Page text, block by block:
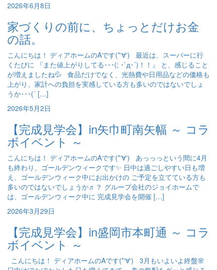
2026年6月8日
家づくりの前に、ちょっとだけお金
の話。
こんにちは！ ディアホームのAです(*‘∀‘) 最近は、スーパーに行
くたびに 『また値上がりしてる･･･(; ･`д･´)！！』 と、感じること
が増えましたね💦 食品だけでなく、光熱費や日用品などの価格も
上がり、家計への負担を実感している方も多いのではないでしょ
うか･･･(´ […]
2026年5月2日
【完成見学会】in矢巾町南矢幅 ～ コラ
ボイベント ～
こんにちは！ ディアホームのAです(*‘∀‘) あっっっという間に4月
も終わり、ゴールデンウィークです✨ 日中は過ごしやすい日も増
え、ゴールデンウィーク中にお出かけの ご予定を立てている方も
多いのではないでしょうか♬？ グループ会社のジョイホームで
は、ゴールデンウィーク中に 完成見学会を開催 […]
2026年3月29日
【完成見学会】in盛岡市本町通 ～ コラ
ボイベント ～
こんにちは！ ディアホームのAです(*‘∀‘) 3月もいよいよ終盤🌸